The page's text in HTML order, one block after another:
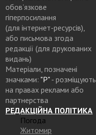
обов’язкове
гіперпосилання
(для інтернет-ресурсів),
або письмова згода
редакції (для друкованих
видань)
Матеріали, позначені
значками: "Р"- розміщують
на правах реклами або
партнерства
РЕДАКЦІЙНА ПОЛІТИКА
Погода
Житомир